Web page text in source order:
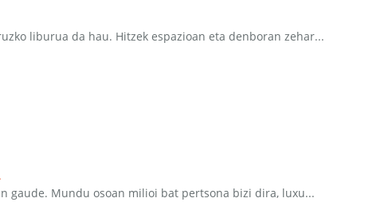
liburua da hau. Hitzek espazioan eta denboran zehar...
gaude. Mundu osoan milioi bat pertsona bizi dira, luxu...